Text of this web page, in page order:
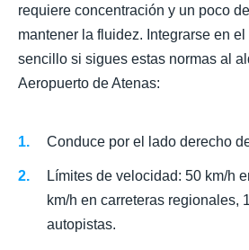
requiere concentración y un poco
mantener la fluidez. Integrarse en
sencillo si sigues estas normas al
Aeropuerto de Atenas:
Conduce por el lado derecho
Límites de velocidad: 50 km/h
km/h en carreteras regionales,
autopistas.